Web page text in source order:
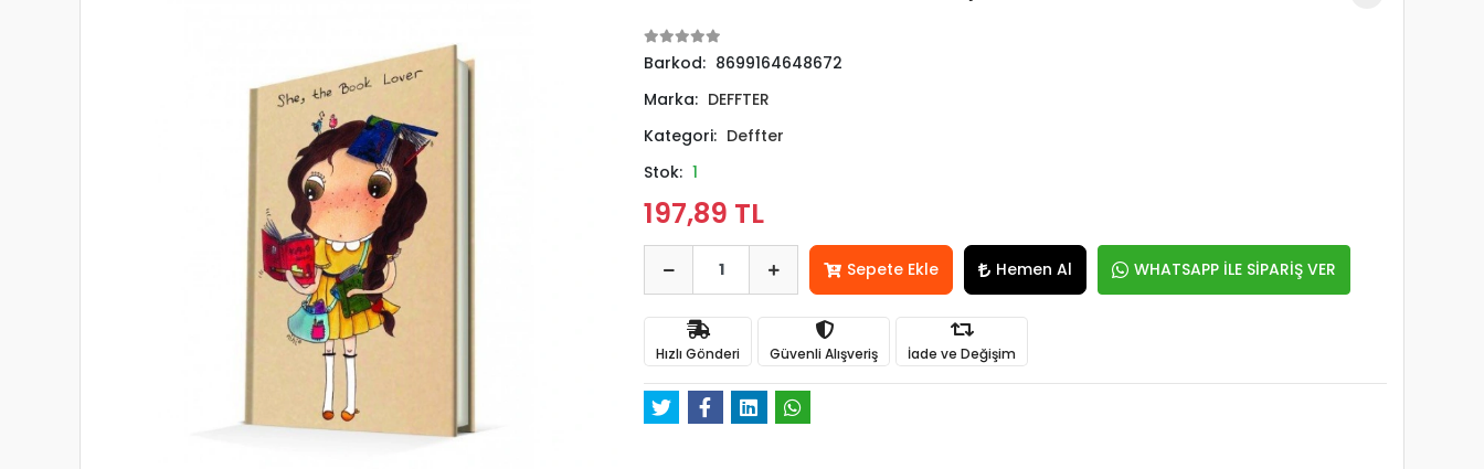
Barkod: 8699164648672
Marka: DEFFTER
Kategori: Deffter
Stok: 1
197,89 TL
Sepete Ekle Hemen Al WHATSAPP İLE SİPARİŞ VER
Hızlı Gönderi Güvenli Alışveriş İade ve Değişim